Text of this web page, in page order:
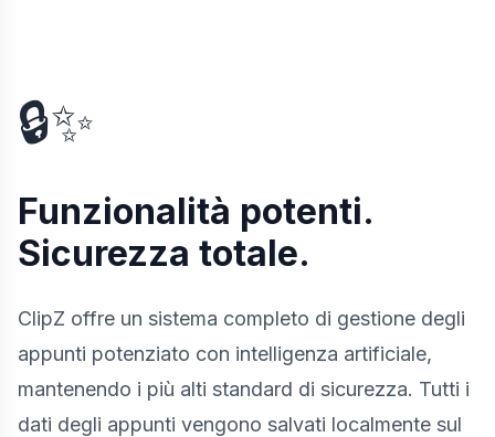
🔒✨
Funzionalità potenti.
Sicurezza totale.
ClipZ offre un sistema completo di gestione degli
appunti potenziato con intelligenza artificiale,
mantenendo i più alti standard di sicurezza. Tutti i
dati degli appunti vengono salvati localmente sul